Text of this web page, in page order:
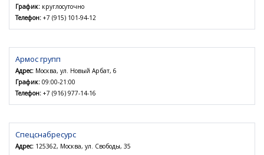
График: круглосуточно
Телефон: +7 (915) 101-94-12
Армос групп
Адрес: Москва, ул. Новый Арбат, 6
График: 09:00-21:00
Телефон: +7 (916) 977-14-16
Спецснабресурс
Адрес: 125362, Москва, ул. Свободы, 35